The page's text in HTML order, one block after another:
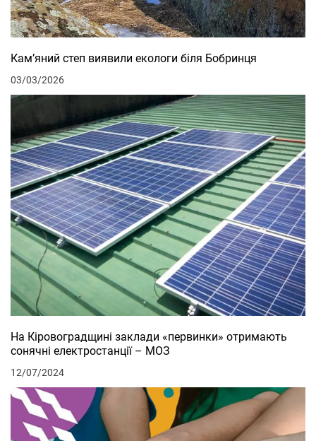
Кам’яний степ виявили екологи біля Бобринця
03/03/2026
На Кіровоградщині заклади «первинки» отримають
сонячні електростанції – МОЗ
12/07/2024